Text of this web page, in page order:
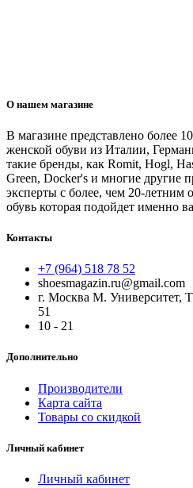
О нашем магазине
В магазине представлено более
женской обуви из Италии,
такие бренды, как Romit, Hogl,
Green, Docker's и многие другие
эксперты с более, чем 20-летним
обувь которая подойдет именно
Контакты
+7 (964) 518 78 52
shoesmagazin.ru@gmail.com
г. Москва М.
51
10 - 21
Дополнительно
Производители
Карта сайта
Товары со скидкой
Личный кабинет
Личный кабинет